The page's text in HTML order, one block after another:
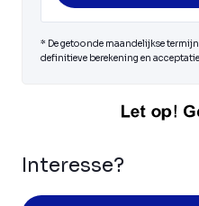
* De getoonde maandelijkse
definitieve berekening en
Interesse?